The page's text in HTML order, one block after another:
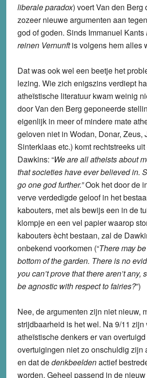
liberale paradox) voert Van den Berg
zozeer nieuwe argumenten aan
god of goden. Sinds Immanuel Kants
reinen Vernunftis volgens hem alles
Dat was ook wel een beetje het
lezing. Wie zich enigszins verdiept
atheïstische literatuur kwam weinig
door Van den Berg geponeerde
eigenlijk in meer of mindere mate
geloven niet in Wodan, Donar, Zeus,
Sinterklaas etc.) komt rechtstreeks
Dawkins: “We are all atheists about
that societies have ever believed in.
go one god further.”Ook het door de
verve verdedigde geloof in het
kabouters, met als bewijs een in de
klompje en een vel papier waarop
kabouters ècht bestaan, zal de
onbekend voorkomen (“There may
bottom of the garden. There is no
you can’t prove that there aren’t any,
be agnostic with respect to fairies?”)
Nee, de argumenten zijn niet nieuw,
strijdbaarheid is het wel. Na 9/11 zijn
atheïstische denkers er van
overtuigingen niet zo onschuldig zijn
en dat dedenkbeeldenactief
worden. Geheel passend in de